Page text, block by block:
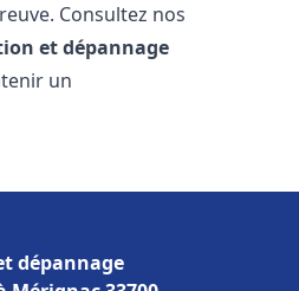
Consultez nos
et dépannage
un
dépannage